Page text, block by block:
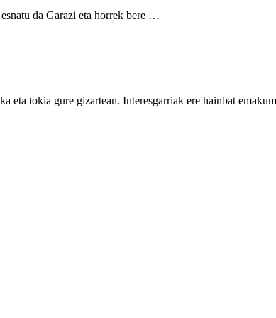
da Garazi eta horrek bere …
tokia gure gizartean. Interesgarriak ere hainbat